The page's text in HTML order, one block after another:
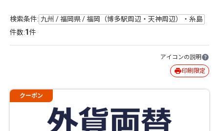
検索条件: 九州 / 福岡県 / 福岡（博多駅周辺・天神周辺）・糸島
件数:1件
アイコンの説明
印刷限定
クーポン